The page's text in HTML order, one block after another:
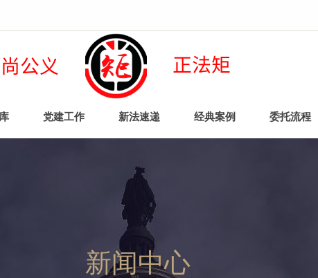
正法矩
尚公义
党建工作 新法速递 经典案例 委托流程
新闻中心